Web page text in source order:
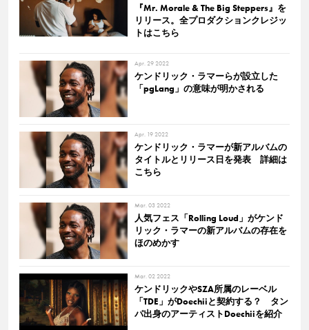
『Mr. Morale & The Big Steppers』を
リリース。全プロダクションクレジッ
トはこちら
Apr. 29 2022
ケンドリック・ラマーらが設立した
「pgLang」の意味が明かされる
Apr. 19 2022
ケンドリック・ラマーが新アルバムの
タイトルとリリース日を発表 詳細は
こちら
Mar. 03 2022
人気フェス「Rolling Loud」がケンド
リック・ラマーの新アルバムの存在を
ほのめかす
Mar. 02 2022
ケンドリックやSZA所属のレーベル
「TDE」がDoechiiと契約する？ タン
パ出身のアーティストDoechiiを紹介